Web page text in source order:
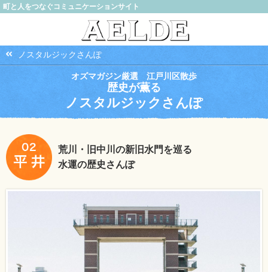
町と人をつなぐコミュニケーションサイト
ノスタルジックさんぽ
オズマガジン厳選 江戸川区散歩
歴史が薫る
ノスタルジックさんぽ
荒川・旧中川の新旧水門を巡る
水運の歴史さんぽ